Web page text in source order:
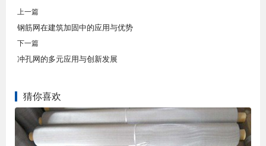
上一篇
钢筋网在建筑加固中的应用与优势
下一篇
冲孔网的多元应用与创新发展
猜你喜欢